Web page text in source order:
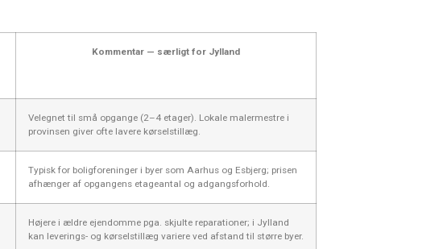
Kommentar — særligt for Jylland
Velegnet til små opgange (2–4 etager). Lokale malermestre i
provinsen giver ofte lavere kørselstillæg.
Typisk for boligforeninger i byer som Aarhus og Esbjerg; prisen
afhænger af opgangens etageantal og adgangsforhold.
Højere i ældre ejendomme pga. skjulte reparationer; i Jylland
kan leverings- og kørselstillæg variere ved afstand til større byer.